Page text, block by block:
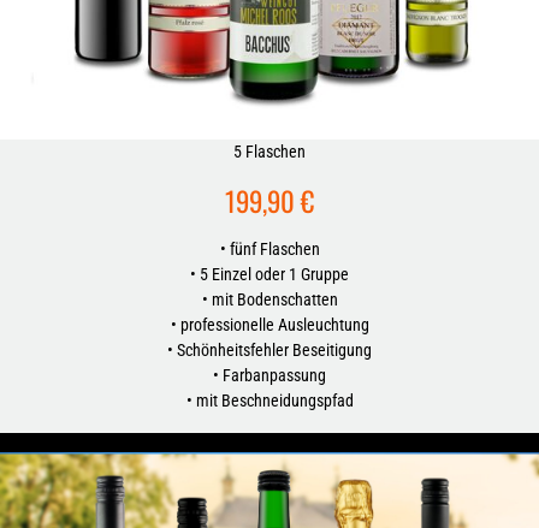
START
PRODUKTFOTOGRAFIE
FLASCHENFOTOS
ÜBER UNS
REFERENZEN
KONTAKT
5 Flaschen
199,90 €
• fünf Flaschen
• 5 Einzel oder 1 Gruppe
• mit Bodenschatten
• professionelle Ausleuchtung
• Schönheitsfehler Beseitigung
• Farbanpassung
• mit Beschneidungspfad